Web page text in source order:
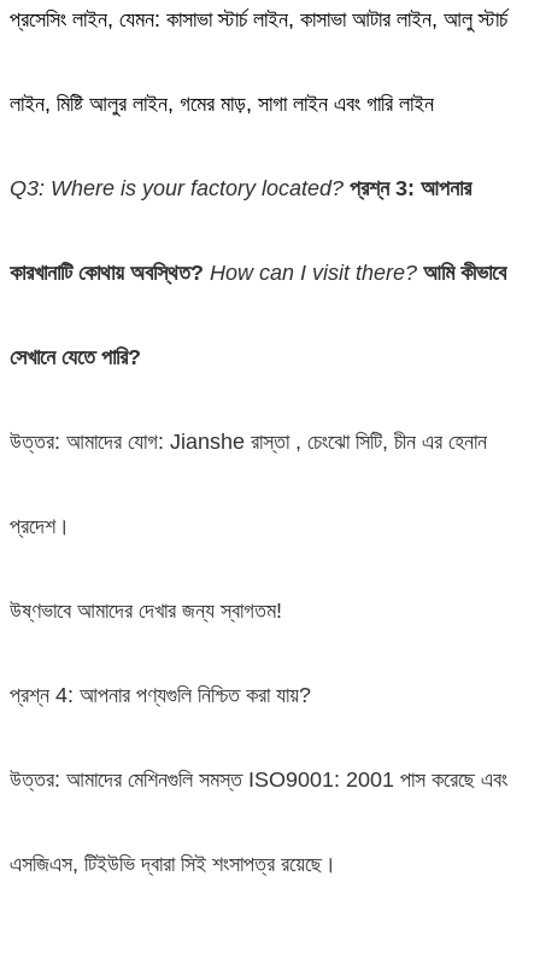
প্রসেসিং লাইন, যেমন: কাসাভা স্টার্চ লাইন, কাসাভা আটার লাইন, আলু স্টার্চ
লাইন, মিষ্টি আলুর লাইন, গমের মাড়, সাগা লাইন এবং গারি লাইন
Q3: Where is your factory located? প্রশ্ন 3: আপনার
কারখানাটি কোথায় অবস্থিত? How can I visit there? আমি কীভাবে
সেখানে যেতে পারি?
উত্তর: আমাদের যোগ: Jianshe রাস্তা , চেংঝো সিটি, চীন এর হেনান
প্রদেশ।
উষ্ণভাবে আমাদের দেখার জন্য স্বাগতম!
প্রশ্ন 4: আপনার পণ্যগুলি নিশ্চিত করা যায়?
উত্তর: আমাদের মেশিনগুলি সমস্ত ISO9001: 2001 পাস করেছে এবং
এসজিএস, টিইউভি দ্বারা সিই শংসাপত্র রয়েছে।